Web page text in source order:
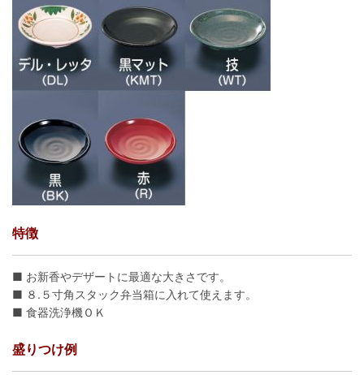
特徴
■ お新香やデザートに最適な大きさです。
■ ８.５寸角スタック弁当箱に入れて使えます。
■ 食器洗浄機ＯＫ
盛りつけ例